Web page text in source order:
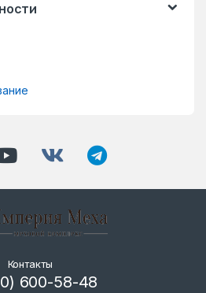
Контакты
600-58-48